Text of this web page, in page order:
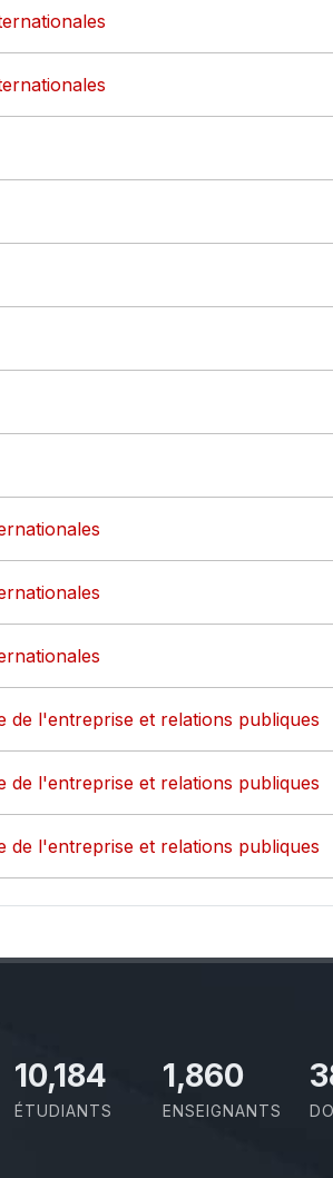
de l'entreprise et relations publiques
de l'entreprise et relations publiques
de l'entreprise et relations publiques
11,727
ÉTUDIANTS
2,142
ENSEIGNANTS